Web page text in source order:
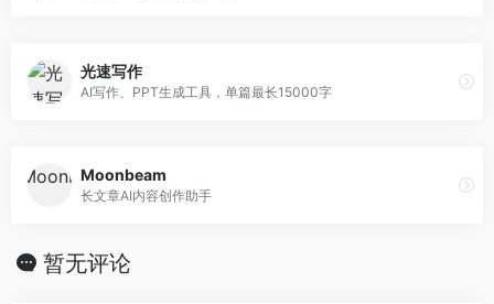
光速写作
AI写作、PPT生成工具，单篇最长15000字
Moonbeam
长文章AI内容创作助手
暂无评论